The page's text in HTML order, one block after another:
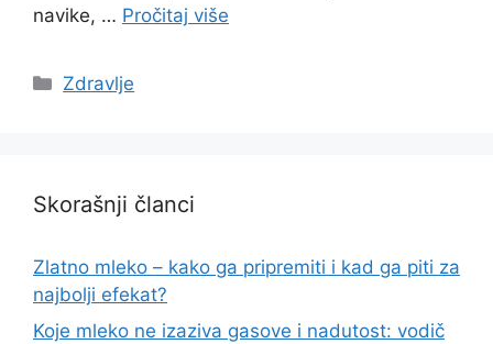
navike, … Pročitaj više
Categories
Zdravlje
Skorašnji članci
Zlatno mleko – kako ga pripremiti i kad ga piti za
najbolji efekat?
Koje mleko ne izaziva gasove i nadutost: vodič